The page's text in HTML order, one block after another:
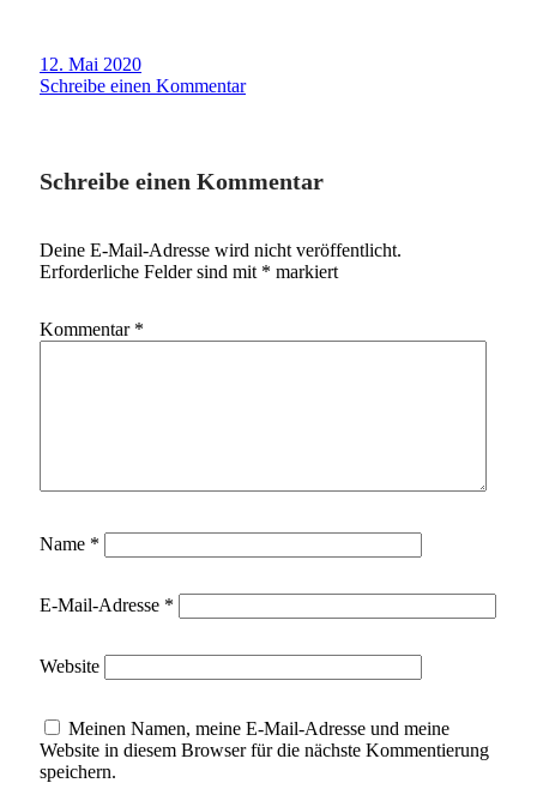
12. Mai 2020
Schreibe einen Kommentar
Schreibe einen Kommentar
Deine E-Mail-Adresse wird nicht veröffentlicht.
Erforderliche Felder sind mit * markiert
Kommentar *
Name *
E-Mail-Adresse *
Website
Meinen Namen, meine E-Mail-Adresse und meine
Website in diesem Browser für die nächste Kommentierung
speichern.